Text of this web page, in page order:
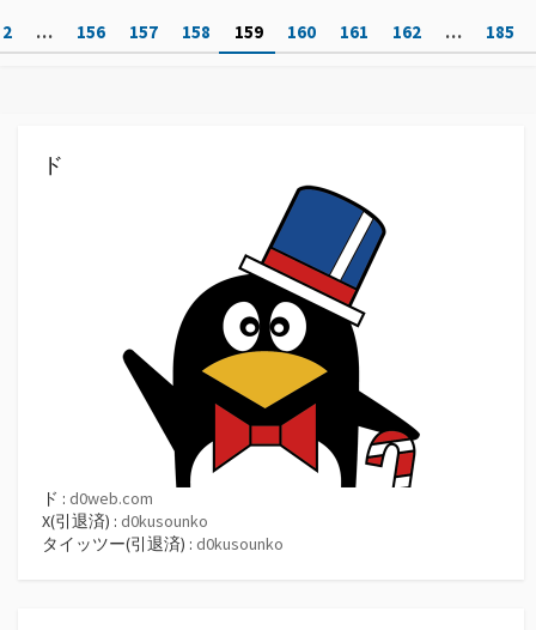
ー
投
ペ
2 … 156 157 158 159 160 161 162 … 185
ド
ド : d0web.com
X(引退済) : d0kusounko
タイッツー(引退済) : d0kusounko